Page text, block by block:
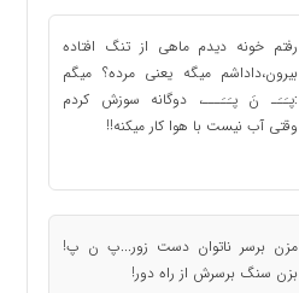
رفتم خونه دیدم ماهی از تنگ افتاده
بیرون،داداشم میگه یعنی مرده؟ میگم
:پـَـَـ نَ پـَـَـــ، دوگانه سوزش کردم
وقتی آب نیست با هوا کار میکنه!!
مزن برسر ناتوان دست زور...پ ن پ!
بزن سنگ برسرش از راه دور!